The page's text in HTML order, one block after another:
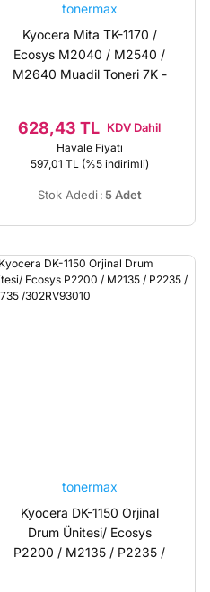
tonermax
Kyocera Mita TK-1170 /
Ecosys M2040 / M2540 /
M2640 Muadil Toneri 7K -
628,43 TL KDV Dahil
Havale Fiyatı
597,01 TL (%5 indirimli)
Stok Adedi : 5 Adet
tonermax
Kyocera DK-1150 Orjinal
Drum Ünitesi/ Ecosys
P2200 / M2135 / P2235 /